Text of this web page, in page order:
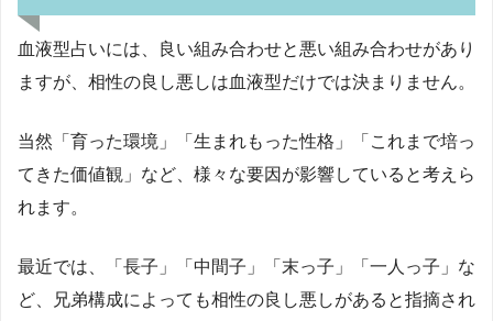
血液型占いには、良い組み合わせと悪い組み合わせがあり
ますが、相性の良し悪しは血液型だけでは決まりません。
当然「育った環境」「生まれもった性格」「これまで培っ
てきた価値観」など、様々な要因が影響していると考えら
れます。
最近では、「長子」「中間子」「末っ子」「一人っ子」な
ど、兄弟構成によっても相性の良し悪しがあると指摘され